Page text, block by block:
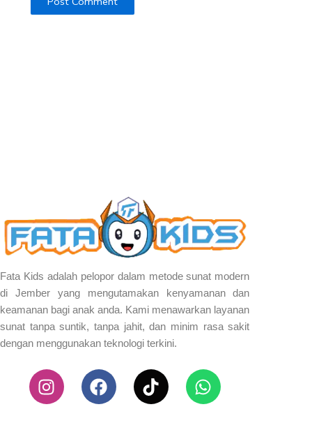
Fata Kids adalah pelopor dalam metode sunat modern
di Jember yang mengutamakan kenyamanan dan
keamanan bagi anak anda. Kami menawarkan layanan
sunat tanpa suntik, tanpa jahit, dan minim rasa sakit
dengan menggunakan teknologi terkini.
I
n
s
F
a
c
T
i
k
W
h
a